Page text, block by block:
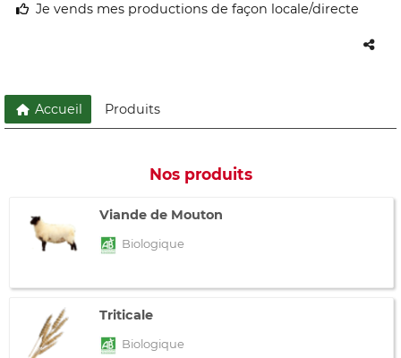
Je vends mes productions de façon locale/directe
Accueil Produits
Nos produits
Viande de Mouton
Biologique
Triticale
Biologique